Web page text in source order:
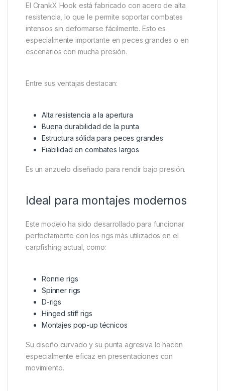
El CrankX Hook está fabricado con acero de alta
resistencia, lo que le permite soportar combates
intensos sin deformarse fácilmente. Esto es
especialmente importante en peces grandes o en
escenarios con mucha presión.
Entre sus ventajas destacan:
Alta resistencia a la apertura
Buena durabilidad de la punta
Estructura sólida para peces grandes
Fiabilidad en combates largos
Es un anzuelo diseñado para rendir bajo presión.
Ideal para montajes modernos
Este modelo ha sido desarrollado para funcionar
perfectamente con los rigs más utilizados en el
carpfishing actual, como:
Ronnie rigs
Spinner rigs
D-rigs
Hinged stiff rigs
Montajes pop-up técnicos
Su diseño curvado y su punta agresiva lo hacen
especialmente eficaz en presentaciones con
movimiento.